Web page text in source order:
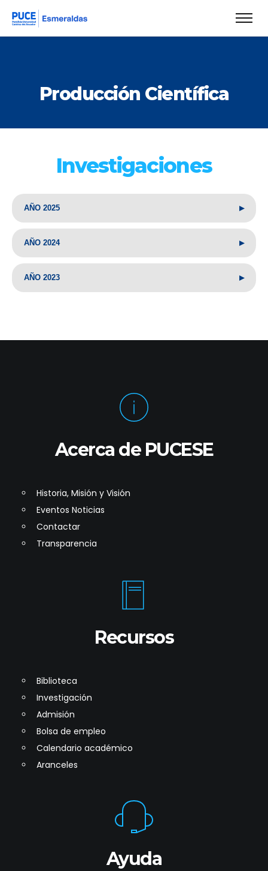
Producción Científica
Investigaciones
AÑO 2025 ▸
AÑO 2024 ▸
AÑO 2023 ▸
Acerca de PUCESE
Historia, Misión y Visión
Eventos Noticias
Contactar
Transparencia
Recursos
Biblioteca
Investigación
Admisión
Bolsa de empleo
Calendario académico
Aranceles
Ayuda